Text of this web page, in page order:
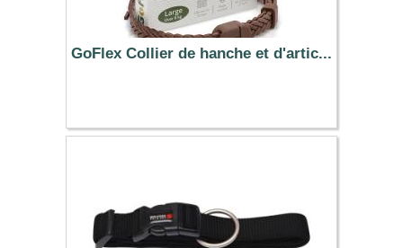
GoFlex Collier de hanche et d'artic...
29.90 €